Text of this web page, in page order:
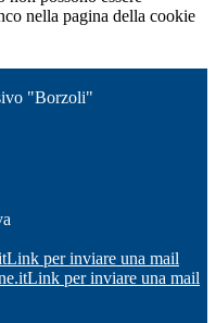
nella pagina della cookie
"Borzoli"
Link per inviare una mail
Link per inviare una mail